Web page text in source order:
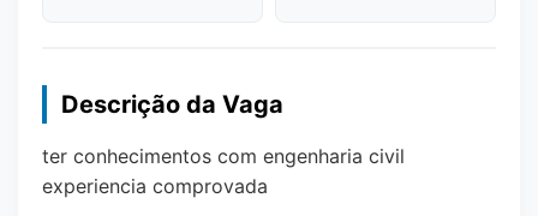
Descrição da Vaga
ter conhecimentos com engenharia civil
experiencia comprovada